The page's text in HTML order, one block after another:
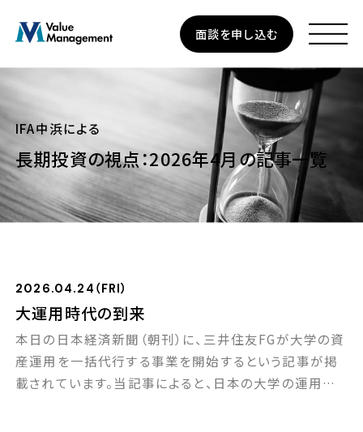
main
資産運用
個人のお客さま
企業型確定拠出年金
私たちについて
面談を申し込む
IFA中浜による
長期投資の視点：2026年4月の記事一覧
2026.04.24（FRI）
大運用時代の到来
本日の日本経済新聞（朝刊）に、三井住友FGが大学の資
産運用を一括代行する事業を開始するという記事が掲
載されています。当記事によると、日本の大学の運用資